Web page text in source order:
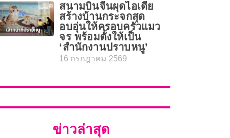
สนามบินจีนผุดไอเดีย
สร้างบ้านกระจกสุด
อบอุ่นให้ครอบครัวแมว
จร พร้อมตั้งให้เป็น
‘สำนักงานปราบหนู’
16 กรกฎาคม 2569
ข่าวล่าสุด